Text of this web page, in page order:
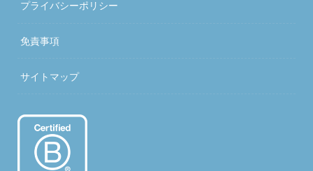
プライバシーポリシー
免責事項
サイトマップ